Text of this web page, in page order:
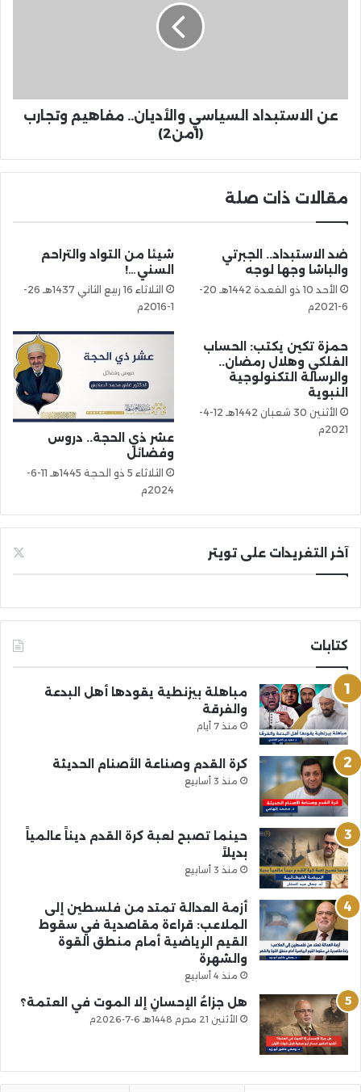
عن الاستبداد السياسي والأديان.. مفاهيم وتجارب
(1من2)
مقالات ذات صلة
ضد الاستبداد.. الجبرتي
والباشا وجها لوجه
الأحد 10 ذو القعدة 1442هـ 20-
6-2021م
شيئا من التواد والتراحم
السني…!
الثلاثاء 16 ربيع الثاني 1437هـ 26-
1-2016م
حمزة تكين يكتب: الحساب
الفلكي وهلال رمضان..
والرسالة التكنولوجية
النبوية
الأثنين 30 شعبان 1442هـ 12-4-
2021م
عشر ذي الحجة.. دروس
وفضائل
الثلاثاء 5 ذو الحجة 1445هـ 11-6-
2024م
آخر التغريدات على تويتر
كتابات
مباهلة بيزنطية يقودها أهل البدعة
والفرقة
منذ 7 أيام
كرة القدم وصناعة الأصنام الحديثة
منذ 3 أسابيع
حينما تصبح لعبة كرة القدم ديناً عالمياً
بديلاً
منذ 3 أسابيع
أزمة العدالة تمتد من فلسطين إلى
الملاعب: قراءة مقاصدية في سقوط
القيم الرياضية أمام منطق القوة
والشهرة
منذ 4 أسابيع
هل جزاءُ الإحسانِ إلا الموت في العتمة؟
الأثنين 21 محرم 1448هـ 6-7-2026م